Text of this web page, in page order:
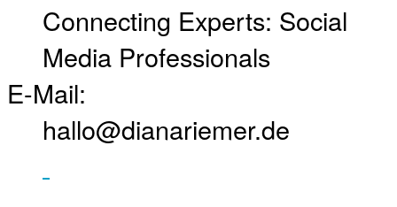
Connecting Experts: Social
Media Professionals
E-Mail:
hallo@dianariemer.de